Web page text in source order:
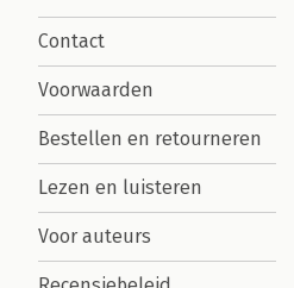
Contact
Voorwaarden
Bestellen en retourneren
Lezen en luisteren
Voor auteurs